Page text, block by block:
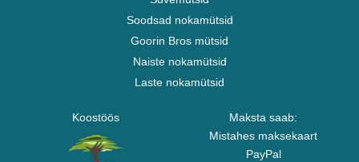
Soodsad nokamütsid
Goorin Bros mütsid
Naiste nokamütsid
Laste nokamütsid
Koostöös
Maksta saab:
Mistahes maksekaart
PayPal